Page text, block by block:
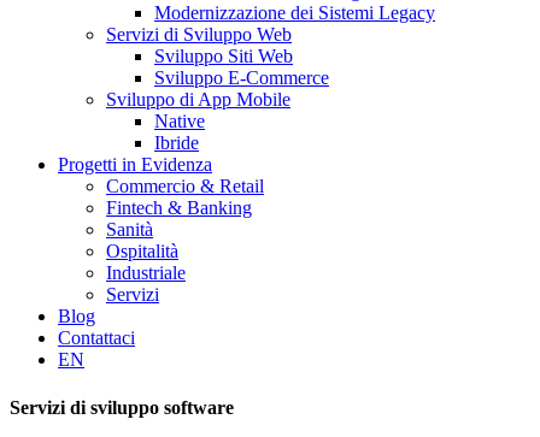
Modernizzazione dei Sistemi Legacy
Servizi di Sviluppo Web
Sviluppo Siti Web
Sviluppo E-Commerce
Sviluppo di App Mobile
Native
Ibride
Progetti in Evidenza
Commercio & Retail
Fintech & Banking
Sanità
Ospitalità
Industriale
Servizi
Blog
Contattaci
EN
Servizi di sviluppo software